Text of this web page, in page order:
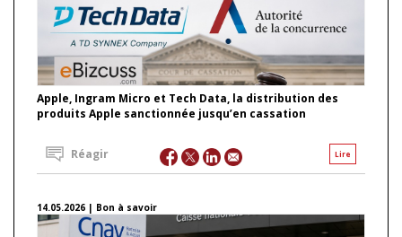
Apple, Ingram Micro et Tech Data, la distribution des
produits Apple sanctionnée jusqu’en cassation
Lire
Réagir
14.05.2026 | Bon à savoir